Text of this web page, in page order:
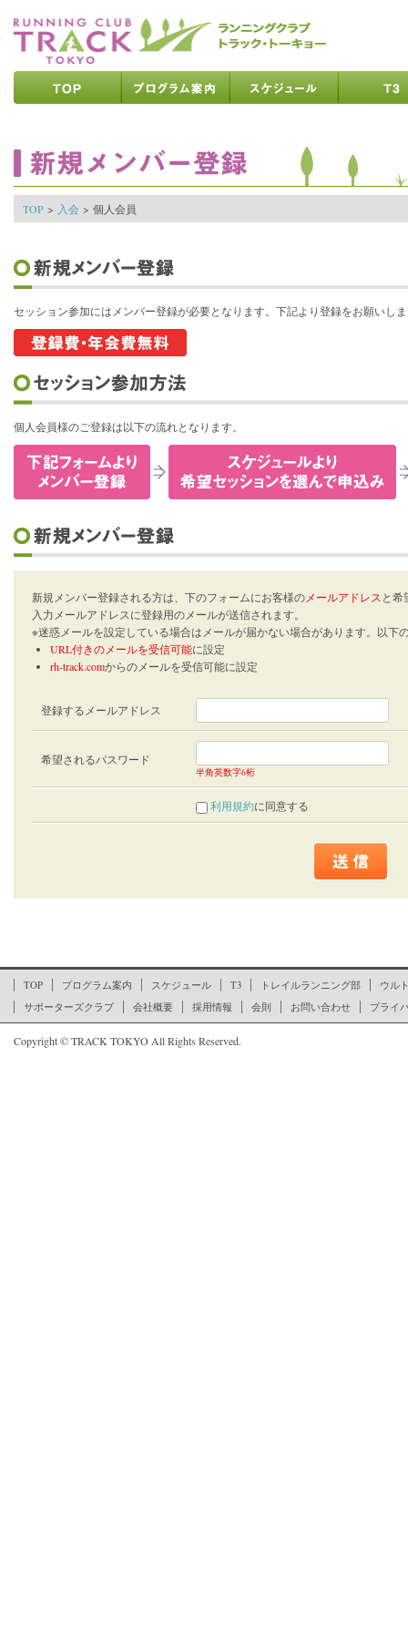
TOP > 入会 > 個人会員
セッション参加にはメンバー登録が必要となります。下記より登録をお願いし
個人会員様のご登録は以下の流れとなります。
新規メンバー登録される方は、下のフォームにお客様のメールアドレス と希
入力メールアドレスに登録用のメールが送信されます。
※迷惑メールを設定している場合はメールが届かない場合があります。以下
URL付きのメールを受信可能に設定
rh-track.comからのメールを受信可能に設定
登録するメールアドレス
希望されるパスワード
半角英数字6桁
利用規約に同意する
TOP プログラム案内 スケジュール T3 トレイルランニング部
ウル
サポーターズクラブ
会社概要 採用情報 会則 お問い合わせ プライ
Copyright © TRACK TOKYO All Rights Reserved.